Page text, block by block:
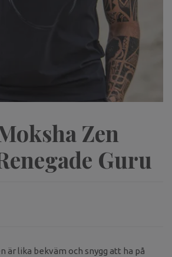
Zen
Guru
är lika bekväm och snygg att ha på